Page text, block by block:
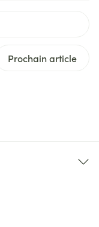
Prochain article